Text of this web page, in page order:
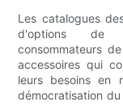
Les catalogues
d'options de
consommateurs
accessoires qui
leurs besoins en
démocratisation